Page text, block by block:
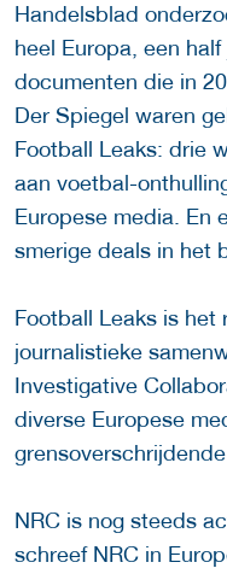
Handelsblad
heel Europa, een
documenten die in
Der Spiegel waren
Football Leaks: drie
aan voetbal-
Europese media. En
smerige deals in het
Football Leaks is het
journalistieke
Investigative
diverse Europese
NRC is nog steeds
schreef NRC in